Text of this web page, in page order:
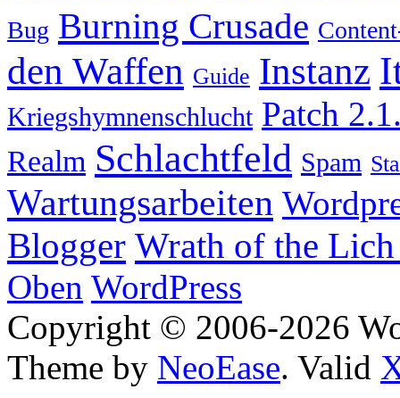
Bug Burning Crusade
den Waffen Guide Instanz
Kriegshymnenschlucht Patch
Realm Schlachtfeld Spam
Wartungsarbeiten
Blogger Wrath of the
Oben WordPress
Copyright © 2006-2026
Theme by NeoEase. Valid